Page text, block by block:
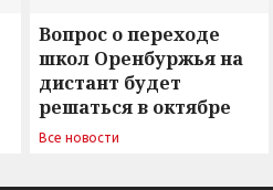
Вопрос о переходе
школ Оренбуржья на
дистант будет
решаться в октябре
Все новости